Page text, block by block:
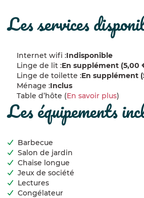
les services
Internet wifi :Indisponible
Linge de lit :En supplément (5,00
Linge de toilette :En supplément
Ménage :Inclus
Table d’hôte (En savoir plus)
les équipements
Barbecue
Salon de jardin
Chaise longue
Jeux de société
Lectures
Congélateur